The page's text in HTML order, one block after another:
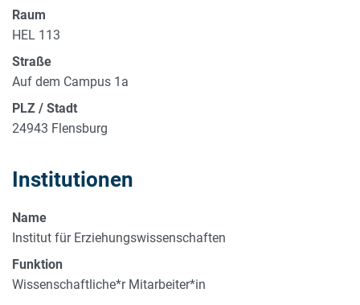
Raum
HEL 113
Straße
Auf dem Campus 1a
PLZ / Stadt
24943 Flensburg
Institutionen
Name
Institut für Erziehungswissenschaften
Funktion
Wissenschaftliche*r Mitarbeiter*in